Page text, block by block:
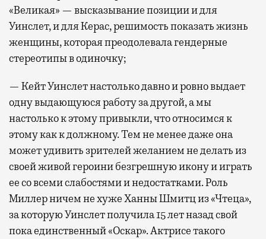
«Великая» — высказывание позиции и для
Уинслет, и для Керас, решимость показать жизнь
женщины, которая преодолевала гендерные
стереотипы в одиночку;
— Кейт Уинслет настолько давно и ровно выдает
одну выдающуюся работу за другой, а мы
настолько к этому привыкли, что относимся к
этому как к должному. Тем не менее даже она
может удивить зрителей желанием не делать из
своей живой героини безгрешную икону и играть
ее со всеми слабостями и недостатками. Роль
Миллер ничем не хуже Ханны Шмитц из «Чтеца»,
за которую Уинслет получила 15 лет назад свой
пока единственный «Оскар». Актрисе такого